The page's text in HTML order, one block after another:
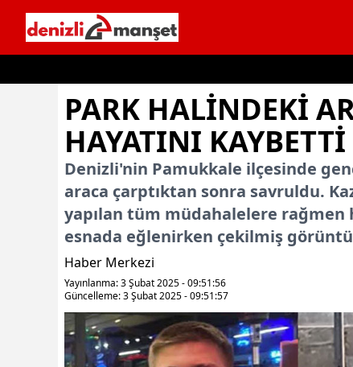
PARK HALINDEKI
HAYATINI KAYBETTI
Denizli'nin Pamukkale ilçesinde
araca çarptıktan sonra savruldu.
yapılan tüm müdahalelere rağmen
esnada eğlenirken çekilmiş
Haber Merkezi
Yayınlanma: 3 Şubat 2025 - 09:51:56
Güncelleme: 3 Şubat 2025 - 09:51:57